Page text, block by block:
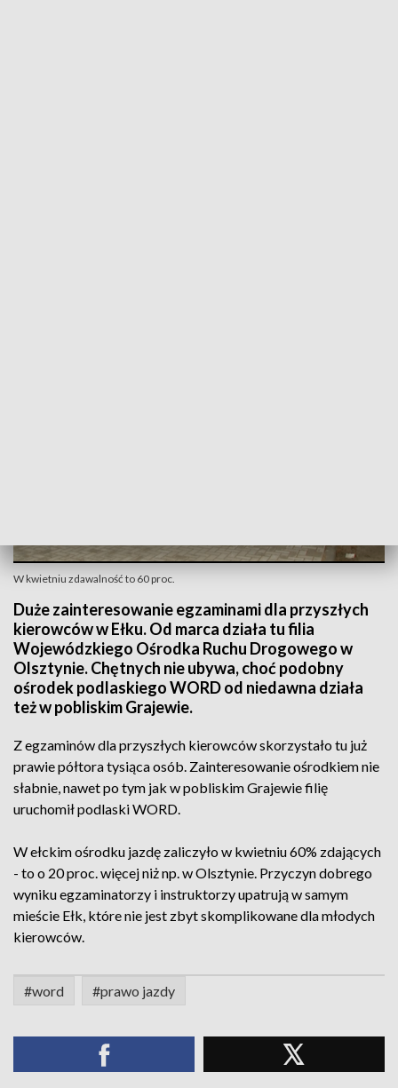
W kwietniu zdawalność to 60 proc.
Duże zainteresowanie egzaminami dla przyszłych
kierowców w Ełku. Od marca działa tu filia
Wojewódzkiego Ośrodka Ruchu Drogowego w
Olsztynie. Chętnych nie ubywa, choć podobny
ośrodek podlaskiego WORD od niedawna działa
też w pobliskim Grajewie.
Z egzaminów dla przyszłych kierowców skorzystało tu już
prawie półtora tysiąca osób. Zainteresowanie ośrodkiem nie
słabnie, nawet po tym jak w pobliskim Grajewie filię
uruchomił podlaski WORD.
W ełckim ośrodku jazdę zaliczyło w kwietniu 60% zdających
- to o 20 proc. więcej niż np. w Olsztynie. Przyczyn dobrego
wyniku egzaminatorzy i instruktorzy upatrują w samym
mieście Ełk, które nie jest zbyt skomplikowane dla młodych
kierowców.
#word #prawo jazdy